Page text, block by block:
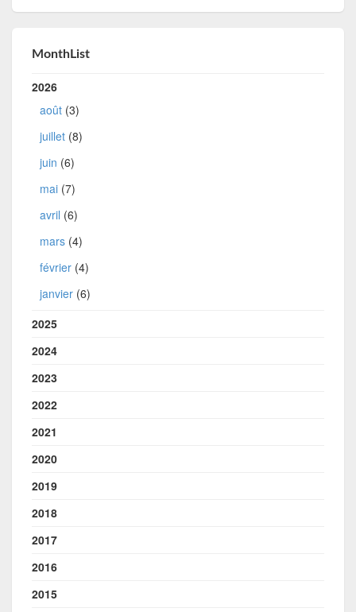
MonthList
2026
août (3)
juillet (8)
juin (6)
mai (7)
avril (6)
mars (4)
février (4)
janvier (6)
2025
2024
2023
2022
2021
2020
2019
2018
2017
2016
2015